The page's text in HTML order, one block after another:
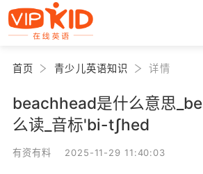
首页 青少儿英语知识 详情
beachhead是什么意思
么读_音标'bi-tʃhed
有资有料 2025-11-29 11:40:03